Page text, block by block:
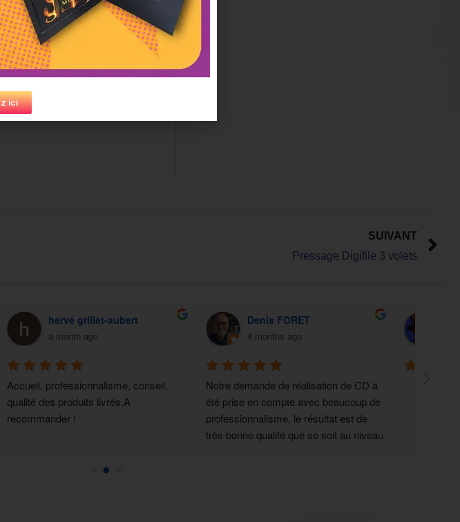
2-volets/
Clés USB, nous avons une
nous vous faisons un retour au
de vos visuels. N’hésitez
SUIVANT
Pressage Digifile 3 volets
hervé grillet-aubert
a month ago
Accueil, professionnalisme, conseil,
qualité des produits livrés.A
recommander !
Denis FORET
4 months ago
Notre demande de réalisation de CD à
été prise en compte avec beaucoup de
professionnalisme. le résultat est de
très bonne qualité que se soit au niveau
ici